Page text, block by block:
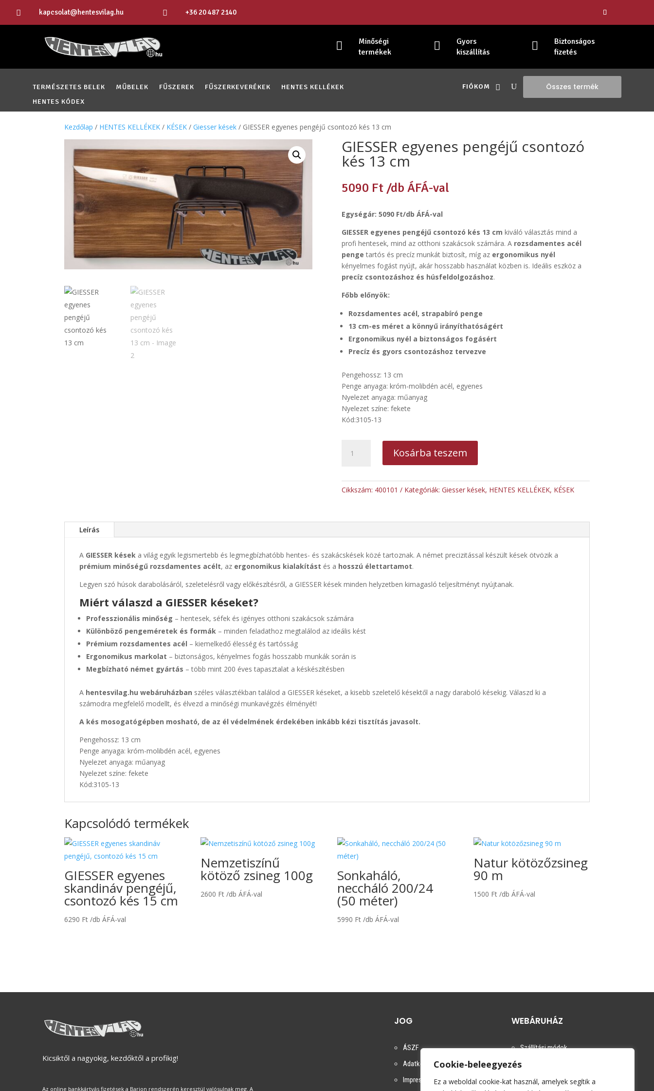
Cookie-beleegyezés
Ez a weboldal cookie-kat használ, amelyek segítik a
 kapcsolat@hentesvilag.hu  +36 20 487 2140

Minőségi
termékek

Gyors
kiszállítás

Biztonságos
fizetés
TERMÉSZETES BELEK MŰBELEK FŰSZEREK FŰSZERKEVERÉKEK
HENTES KELLÉKEK
HENTES KÓDEX
FIÓKOM Összes termék
Kezdőlap / HENTES KELLÉKEK / KÉSEK / Giesser kések / GIESSER egyenes pengéjű csontozó kés 13 cm
GIESSER egyenes pengéjű csontozó
kés 13 cm
5090 Ft /db ÁFÁ-val
Egységár: 5090 Ft/db ÁFÁ-val
GIESSER egyenes pengéjű csontozó kés 13 cm kiváló választás mind a
profi hentesek, mind az otthoni szakácsok számára. A rozsdamentes acél
penge tartós és precíz munkát biztosít, míg az ergonomikus nyél
kényelmes fogást nyújt, akár hosszabb használat közben is. Ideális eszköz a
precíz csontozáshoz és húsfeldolgozáshoz.
Főbb előnyök:
Rozsdamentes acél, strapabíró penge
13 cm-es méret a könnyű irányíthatóságért
Ergonomikus nyél a biztonságos fogásért
Precíz és gyors csontozáshoz tervezve
Pengehossz: 13 cm
Penge anyaga: króm-molibdén acél, egyenes
Nyelezet anyaga: műanyag
Nyelezet színe: fekete
Kód:3105-13
egyenes
kés
mennyiség
Kosárba teszem
Cikkszám: 400101 Kategóriák: Giesser kések, HENTES KELLÉKEK, KÉSEK
Leírás
A GIESSER kések a világ egyik legismertebb és legmegbízhatóbb hentes- és szakácskések közé tartoznak. A német precizitással készült kések ötvözik a
prémium minőségű rozsdamentes acélt, az ergonomikus kialakítást és a hosszú élettartamot.
Legyen szó húsok darabolásáról, szeletelésről vagy előkészítésről, a GIESSER kések minden helyzetben kimagasló teljesítményt nyújtanak.
Miért válaszd a GIESSER késeket?
Professzionális minőség – hentesek, séfek és igényes otthoni szakácsok számára
Különböző pengeméretek és formák – minden feladathoz megtalálod az ideális kést
Prémium rozsdamentes acél – kiemelkedő élesség és tartósság
Ergonomikus markolat – biztonságos, kényelmes fogás hosszabb munkák során is
Megbízható német gyártás – több mint 200 éves tapasztalat a késkészítésben
A hentesvilag.hu webáruházban széles választékban találod a GIESSER késeket, a kisebb szeletelő késektől a nagy daraboló késekig. Válaszd ki a
számodra megfelelő modellt, és élvezd a minőségi munkavégzés élményét!
A kés mosogatógépben mosható, de az él védelmének érdekében inkább kézi tisztítás javasolt.
Pengehossz: 13 cm
Penge anyaga: króm-molibdén acél, egyenes
Nyelezet anyaga: műanyag
Nyelezet színe: fekete
Kód:3105-13
Kapcsolódó termékek
GIESSER egyenes
skandináv pengéjű,
csontozó kés 15 cm
6290 Ft /db ÁFÁ-val
Nemzetiszínű
kötöző zsineg 100g
2600 Ft /db ÁFÁ-val
Sonkaháló,
neccháló 200/24
(50 méter)
5990 Ft /db ÁFÁ-val
Natur kötözőzsineg
90 m
1500 Ft /db ÁFÁ-val
Kicsiktől a nagyokig, kezdőktől a profikig!
Az online bankkártyás fizetések a Barion rendszerén keresztül valósulnak meg. A
JOG
ÁSZF
Adatkezelési tájékoztató
Impresszum
WEBÁRUHÁZ
Szállítási módok
Fizetési módok
Kapcsolat